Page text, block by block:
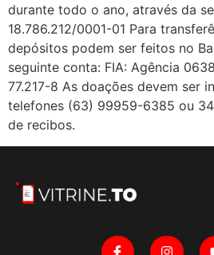
durante todo o ano, através da
18.786.212/0001-01 Para
depósitos podem ser feitos no
seguinte conta: FIA: Agência
77.217-8 As doações devem ser
telefones (63) 99959-6385 ou
de recibos.